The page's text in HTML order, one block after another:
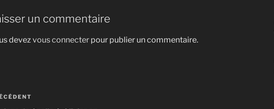
un commentaire
devez vous connecter pour publier un commentaire.